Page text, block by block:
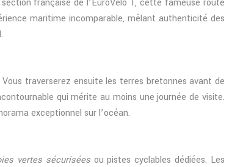
française de l’EuroVelo 1, cette fameuse route
maritime incomparable, mêlant authenticité des
traverserez ensuite les terres bretonnes avant de
qui mérite au moins une journée de visite.
exceptionnel sur l’océan.
vertes sécuriséesou pistes cyclables dédiées. Les